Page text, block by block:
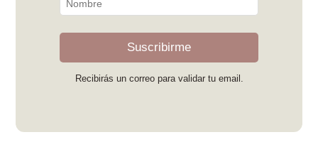
Suscribirme
Recibirás un correo para validar tu email.